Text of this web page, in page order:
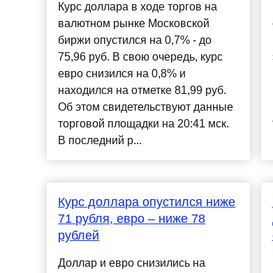
Курс доллара в ходе торгов на
валютном рынке Московской
биржи опустился на 0,7% - до
75,96 руб. В свою очередь, курс
евро снизился на 0,8% и
находился на отметке 81,99 руб.
Об этом свидетельствуют данные
торговой площадки на 20:41 мск.
В последний р...
Курс доллара опустился ниже
71 рубля, евро – ниже 78
рублей
Доллар и евро снизились на